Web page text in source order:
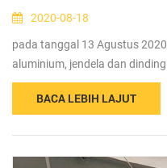
2020-08-18
pada tanggal 13 Agustus
aluminium, jendela dan
oleh komite pintu, jendela dan
struktur logam konstruksi
industri pintu, jendela, da...
BACA LEBIH LAJUT